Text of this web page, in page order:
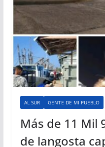
AL SUR GENTE DE MI PUEBLO
Más de 11 Mil
de langosta